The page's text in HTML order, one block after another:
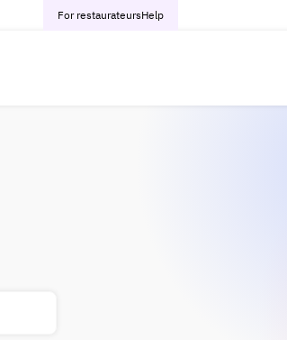
For restaurateursHelp